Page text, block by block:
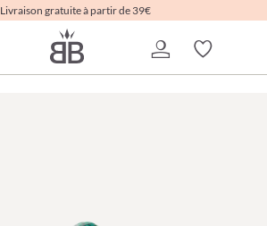
Livraison gratuite à partir de 39€